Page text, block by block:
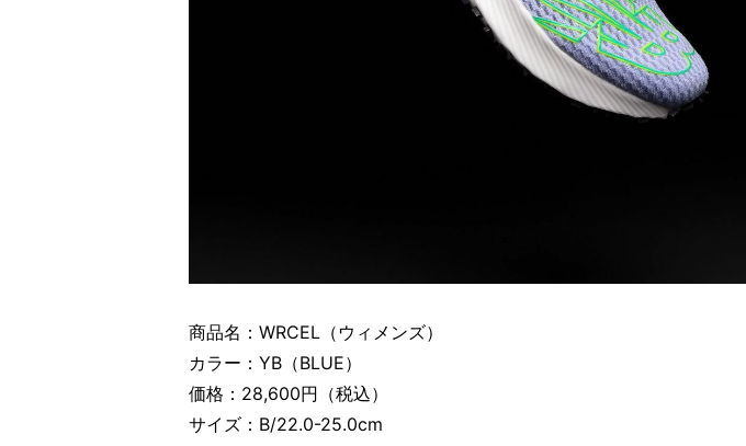
商品名：WRCEL（ウィメンズ）
カラー：YB（BLUE）
価格：28,600円（税込）
サイズ：B/22.0-25.0cm